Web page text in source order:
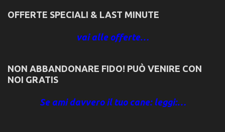
OFFERTE SPECIALI & LAST MINUTE
vai alle offerte…
NON ABBANDONARE FIDO! PUÒ VENIRE CON
NOI GRATIS
Se ami davvero il tuo cane: leggi:…